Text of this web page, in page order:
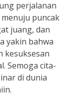
perjalanan
puncak
juang, dan
yakin bahwa
kesuksesan
Semoga cita-
di dunia